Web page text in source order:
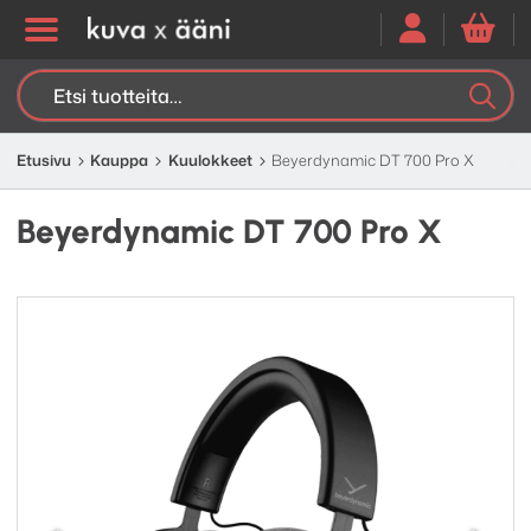
Etsi:
Etusivu Kauppa Kuulokkeet Beyerdynamic DT 700 Pro X
Beyerdynamic DT 700 Pro X
Edellinen